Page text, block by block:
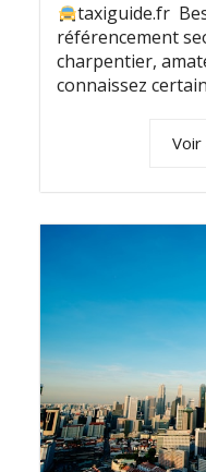
taxiguide.fr
référencement
charpentier,
connaissez